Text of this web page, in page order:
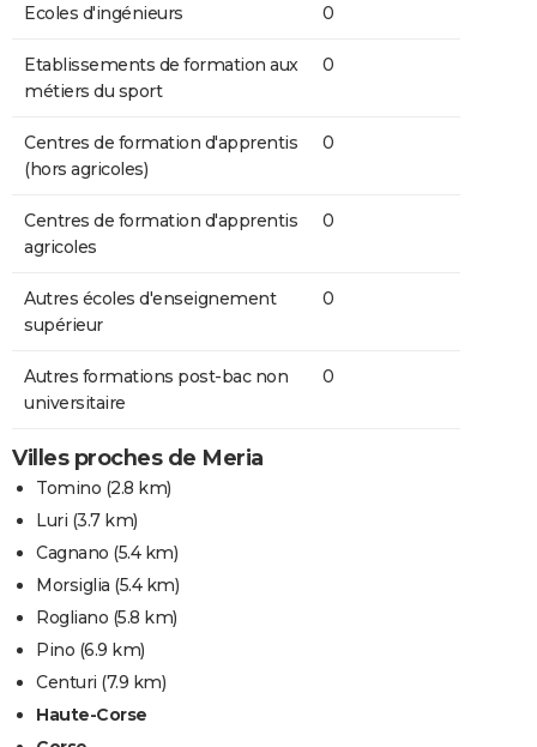
Ecoles d'ingénieurs 0
Etablissements de formation aux
métiers du sport
0
Centres de formation d'apprentis
(hors agricoles)
0
Centres de formation d'apprentis
agricoles
0
Autres écoles d'enseignement
supérieur
0
Autres formations post-bac non
universitaire
0
Villes proches de Meria
Tomino (2.8 km)
Luri (3.7 km)
Cagnano (5.4 km)
Morsiglia (5.4 km)
Rogliano (5.8 km)
Pino (6.9 km)
Centuri (7.9 km)
Haute-Corse